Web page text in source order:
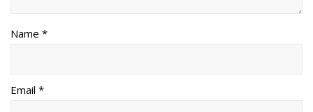
Name *
Email *